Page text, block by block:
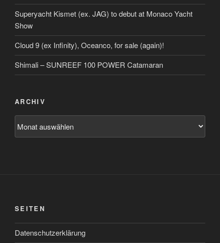
Superyacht Kismet (ex. JAG) to debut at Monaco Yacht
Show
Cloud 9 (ex Infinity), Oceanco, for sale (again)!
Shimali – SUNREEF 100 POWER Catamaran
ARCHIV
SEITEN
Datenschutzerklärung